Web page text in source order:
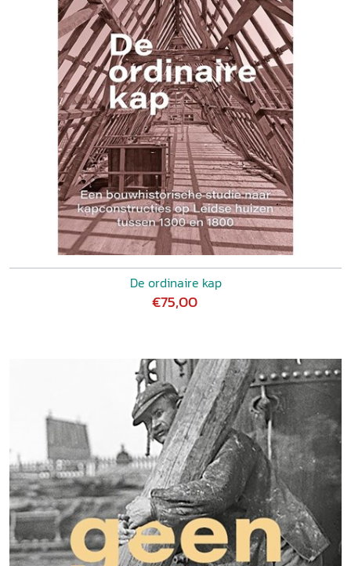
De ordinaire kap
€75,00